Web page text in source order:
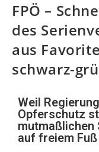
FPÖ –
des
aus
schwarz-
Weil
Opferschutz
auf freiem Fuß